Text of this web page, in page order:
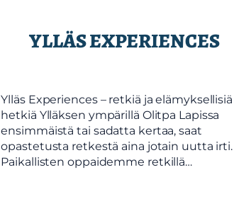
YLLÄS EXPERIENCES
Ylläs Experiences – retkiä ja elämyksellisiä
hetkiä Ylläksen ympärillä Olitpa Lapissa
ensimmäistä tai sadatta kertaa, saat
opastetusta retkestä aina jotain uutta irti.
Paikallisten oppaidemme retkillä…